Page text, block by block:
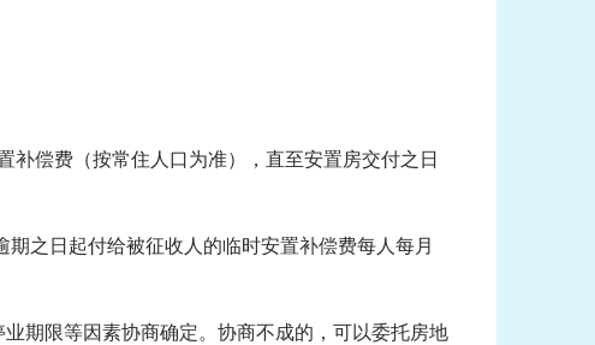
偿费（按常住人口为准），直至安置房交付之日
之日起付给被征收人的临时安置补偿费每人每月
期限等因素协商确定。协商不成的，可以委托房地